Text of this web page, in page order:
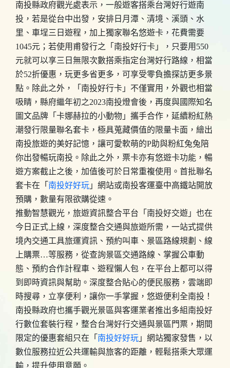
南投縣政府觀光處表示，一般遊客搭乘台灣好行遊南
投，若是從台中出發，安排日月潭、清境、溪頭、水
里、車埕三日遊程，加上獨家聯名悠遊卡，花費需要
1045元；若使用甫發行之「南投好行卡」，只要用550
元就可以享三日無限次數搭乘指定台灣好行路線，相當
於52折優惠，玩更多省更多，可享受零負擔探訪更多景
點。除此之外，「南投好行卡」不僅實用，外觀也相當
吸睛，縣府繼年初之2023南投燈會後，再度與國際知名
圖文品牌「卡娜赫拉的小動物」攜手合作，延續粉紅熱
潮發行限量聯名套卡，極具蒐藏價值的限量卡面，繪出
南投旅遊的美好記憶，讓可愛軟萌的P助與粉紅兔兔陪
你出發暢玩南投。除此之外，票卡亦有悠遊卡功能，暢
遊方案截止之後，加值後可於日常重複使用。首批聯名
套卡在「 南投好好玩 」網站或南投客運臺中高鐵站開放
預購，數量有限欲購從速。
推動智慧觀光，旅遊資訊整合平台「南投好交遊」也在
今日正式上線，深度整合交通與旅遊所需，一站式提供
境內交通工具旅運資訊、預約叫車、景區路線規劃、線
上購票…等服務，從查詢景區交通路線、掌握公車動
態、預約合作計程車、遊程懶人包，在平台上都可以得
到即時資訊與幫助。深度整合貼心的便民服務，雲端即
時搜尋，立享便利，讓你一手掌握，悠遊便利全南投！
南投縣政府也攜手觀光景區與客運業者推出多組南投好
行數位套裝行程，整合台灣好行交通與景區門票，期間
限定的優惠套組只在「 南投好好玩 」網站獨家發售，以
數位服務拉近公共運輸與旅客的距離，輕鬆搭乘大眾運
輸，提升使用意願。